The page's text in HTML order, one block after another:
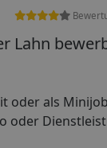
Lahn
oder als
oder